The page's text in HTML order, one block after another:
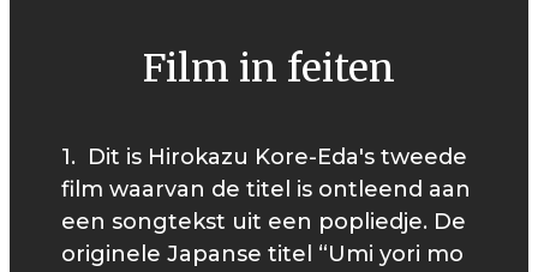
Film in feiten
1. Dit is Hirokazu Kore-Eda's tweede
film waarvan de titel is ontleend aan
een songtekst uit een popliedje. De
originele Japanse titel “Umi yori mo